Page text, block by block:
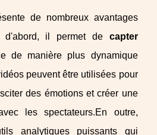
de nombreux avantages
d'abord, il permet de capter
de manière plus dynamique
peuvent être utilisées pour
des émotions et créer une
les spectateurs.En outre,
analytiques puissants qui